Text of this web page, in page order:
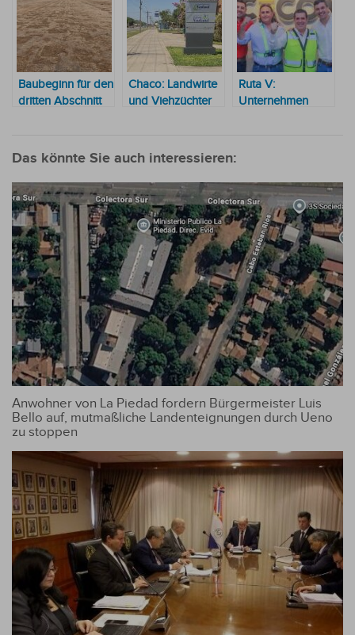
Baubeginn für den
dritten Abschnitt
Korridors
Chaco: Landwirte
und Viehzüchter
Hondo und
Ruta V:
Unternehmen
Landes
Das könnte Sie auch interessieren:
Anwohner von La Piedad fordern Bürgermeister Luis
Bello auf, mutmaßliche Landenteignungen durch Ueno
zu stoppen